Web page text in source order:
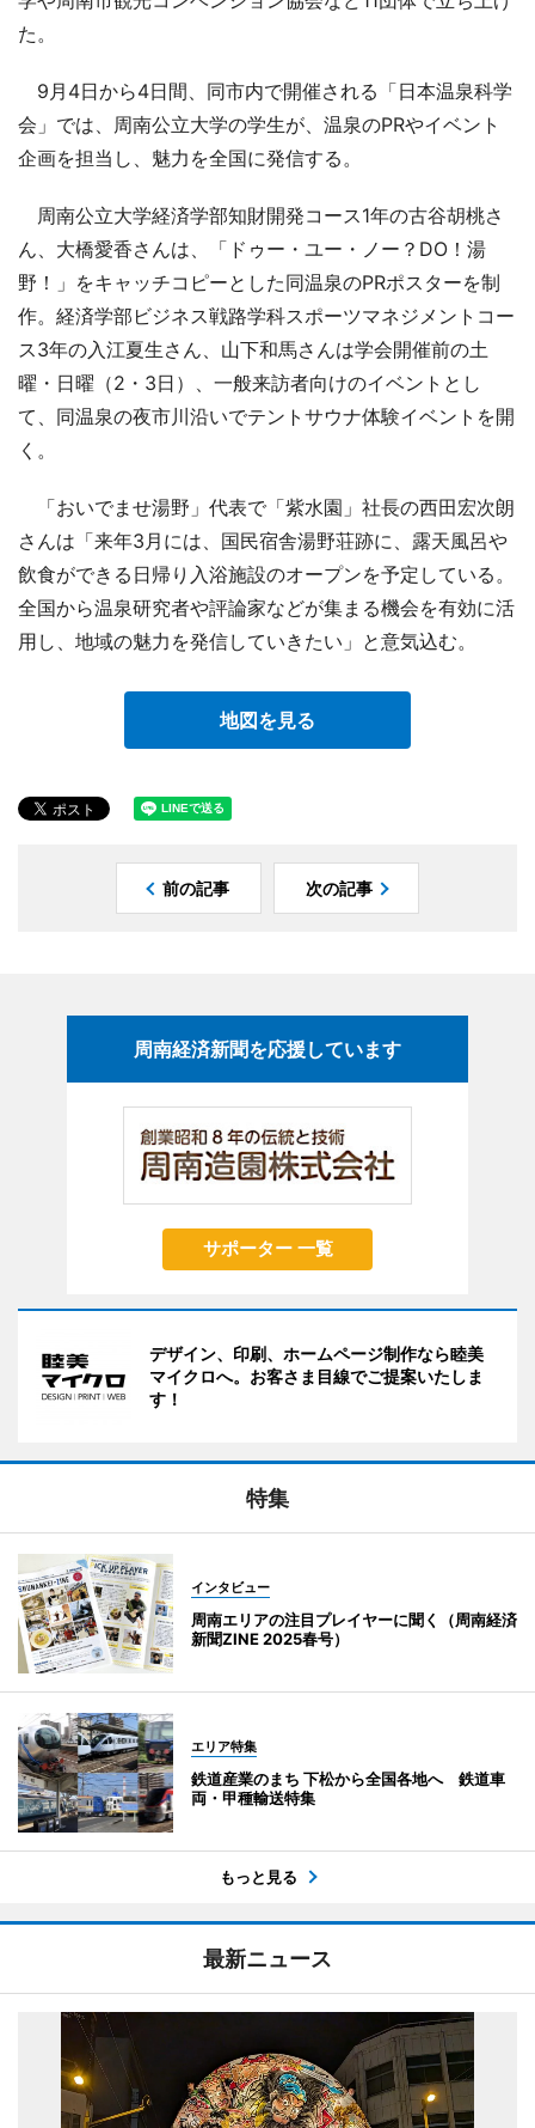
た。
9月4日から4日間、同市内で開催される「日本温泉科学
会」では、周南公立大学の学生が、温泉のPRやイベント
企画を担当し、魅力を全国に発信する。
周南公立大学経済学部知財開発コース1年の古谷胡桃さ
ん、大橋愛香さんは、「ドゥー・ユー・ノー？DO！湯
野！」をキャッチコピーとした同温泉のPRポスターを制
作。経済学部ビジネス戦路学科スポーツマネジメントコー
ス3年の入江夏生さん、山下和馬さんは学会開催前の土
曜・日曜（2・3日）、一般来訪者向けのイベントとし
て、同温泉の夜市川沿いでテントサウナ体験イベントを開
く。
「おいでませ湯野」代表で「紫水園」社長の西田宏次朗
さんは「来年3月には、国民宿舎湯野荘跡に、露天風呂や
飲食ができる日帰り入浴施設のオープンを予定している。
全国から温泉研究者や評論家などが集まる機会を有効に活
用し、地域の魅力を発信していきたい」と意気込む。
地図を見る
前の記事 次の記事
周南経済新聞を応援しています
サポーター 一覧
デザイン、印刷、ホームページ制作なら睦美
マイクロへ。お客さま目線でご提案いたしま
す！
特集
インタビュー
周南エリアの注目プレイヤーに聞く（周南経済
新聞ZINE 2025春号）
エリア特集
鉄道産業のまち 下松から全国各地へ 鉄道車
両・甲種輸送特集
もっと見る
最新ニュース